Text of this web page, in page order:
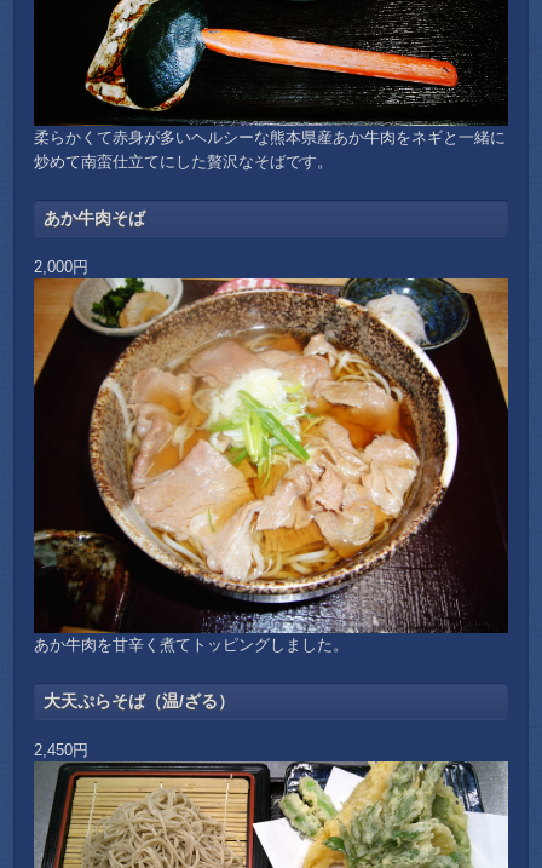
柔らかくて赤身が多いヘルシーな熊本県産あか牛肉をネギと一緒に
炒めて南蛮仕立てにした贅沢なそばです。
あか牛肉そば
2,000円
あか牛肉を甘辛く煮てトッピングしました。
大天ぷらそば（温/ざる）
2,450円